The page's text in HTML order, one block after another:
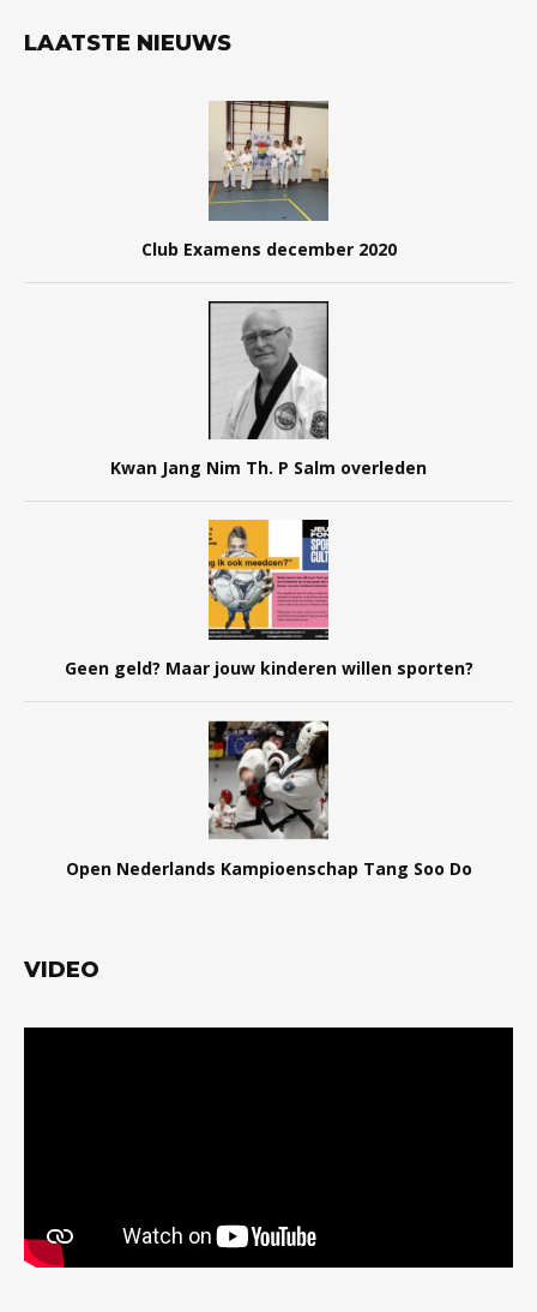
LAATSTE NIEUWS
Club Examens december 2020
Kwan Jang Nim Th. P Salm overleden
Geen geld? Maar jouw kinderen willen sporten?
Open Nederlands Kampioenschap Tang Soo Do
VIDEO